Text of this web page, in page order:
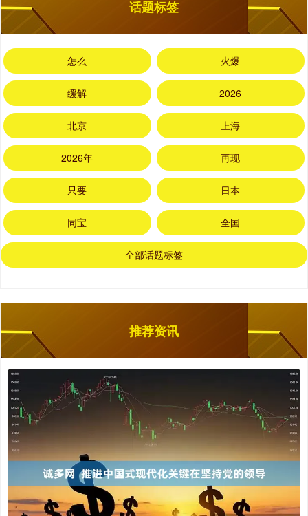
话题标签
怎么 火爆
缓解 2026
北京 上海
2026年 再现
只要 日本
同宝 全国
全部话题标签
推荐资讯